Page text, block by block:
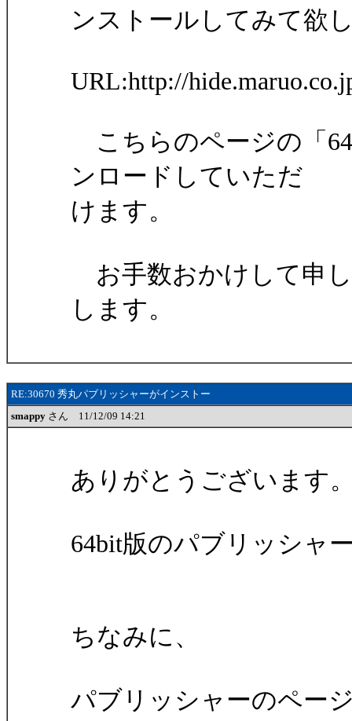
ンストールしてみて欲
URL:http://
こちらのページの「
ンロードしていただ
けます。
お手数おかけして申
します。
RE:30670 秀丸パブリッシャーがインストー
smappy さん 11/12/09 14:21
ありがとうございます
64bit版のパブリッシャ
ちなみに、
パブリッシャーのペー